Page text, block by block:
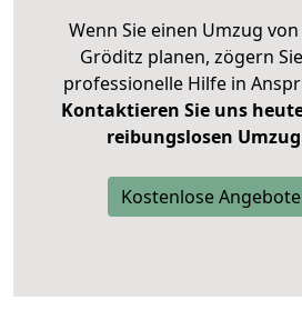
Wenn Sie einen Umzug
Gröditz planen, zögern
professionelle Hilfe in
Kontaktieren Sie uns
reibungslosen Umzug
Kostenlose